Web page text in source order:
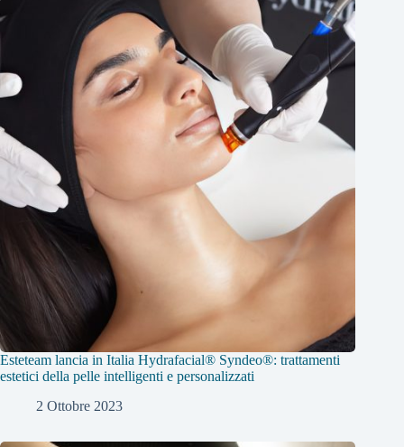
Esteteam lancia in Italia Hydrafacial® Syndeo®: trattamenti
estetici della pelle intelligenti e personalizzati
2 Ottobre 2023